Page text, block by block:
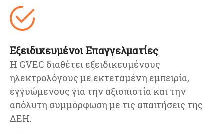
Εξειδικευμένοι Επαγγελματίες
Η GVEC διαθέτει εξειδικευμένους
ηλεκτρολόγους με εκτεταμένη εμπειρία,
εγγυώμενους για την αξιοπιστία και την
απόλυτη συμμόρφωση με τις απαιτήσεις της
ΔΕΗ.